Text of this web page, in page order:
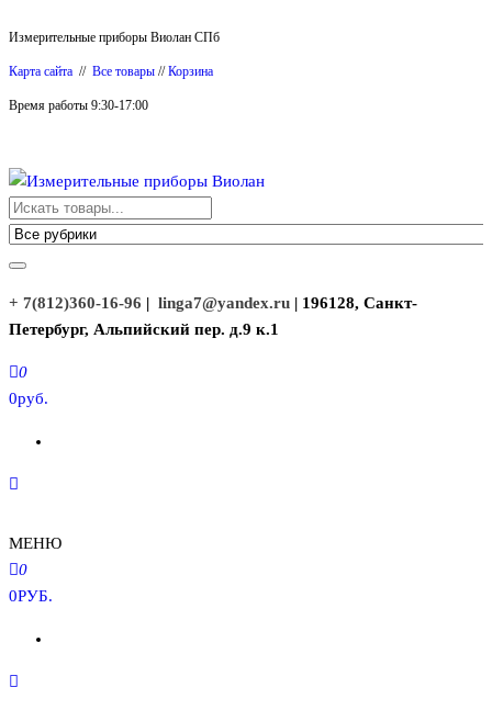
к
содержимому
Измерительные приборы Виолан СПб
Карта сайта // Все товары //Корзина
Время работы 9:30-17:00
Измерительные приборы Виолан
+ 7(812)360-16-96 | linga7@yandex.ru | 196128, Санкт-
Петербург, Альпийский пер. д.9 к.1
0
0руб.
МЕНЮ
0
0РУБ.